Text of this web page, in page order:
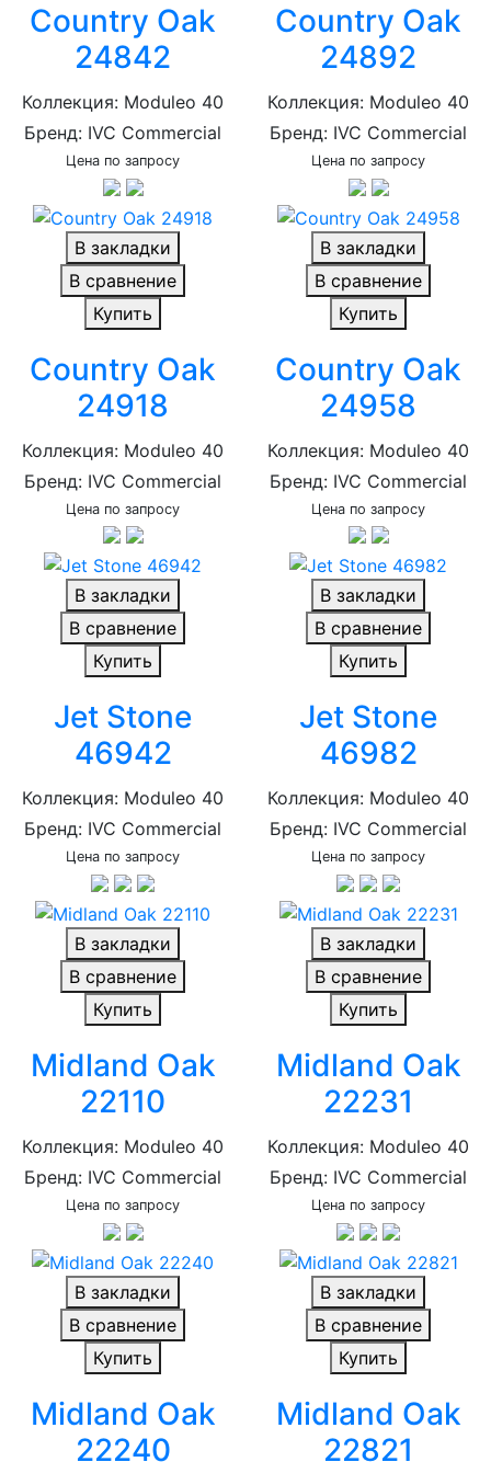
Country Oak
24842
Коллекция: Moduleo 40
Бренд: IVC Commercial
Цена по запросу
Country Oak
24892
Коллекция: Moduleo 40
Бренд: IVC Commercial
Цена по запросу
В закладки
В сравнение
Купить
Country Oak
24918
Коллекция: Moduleo 40
Бренд: IVC Commercial
Цена по запросу
В закладки
В сравнение
Купить
Country Oak
24958
Коллекция: Moduleo 40
Бренд: IVC Commercial
Цена по запросу
В закладки
В сравнение
Купить
Jet Stone
46942
Коллекция: Moduleo 40
Бренд: IVC Commercial
Цена по запросу
В закладки
В сравнение
Купить
Jet Stone
46982
Коллекция: Moduleo 40
Бренд: IVC Commercial
Цена по запросу
В закладки
В сравнение
Купить
Midland Oak
22110
Коллекция: Moduleo 40
Бренд: IVC Commercial
Цена по запросу
В закладки
В сравнение
Купить
Midland Oak
22231
Коллекция: Moduleo 40
Бренд: IVC Commercial
Цена по запросу
В закладки
В сравнение
Купить
Midland Oak
22240
В закладки
В сравнение
Купить
Midland Oak
22821